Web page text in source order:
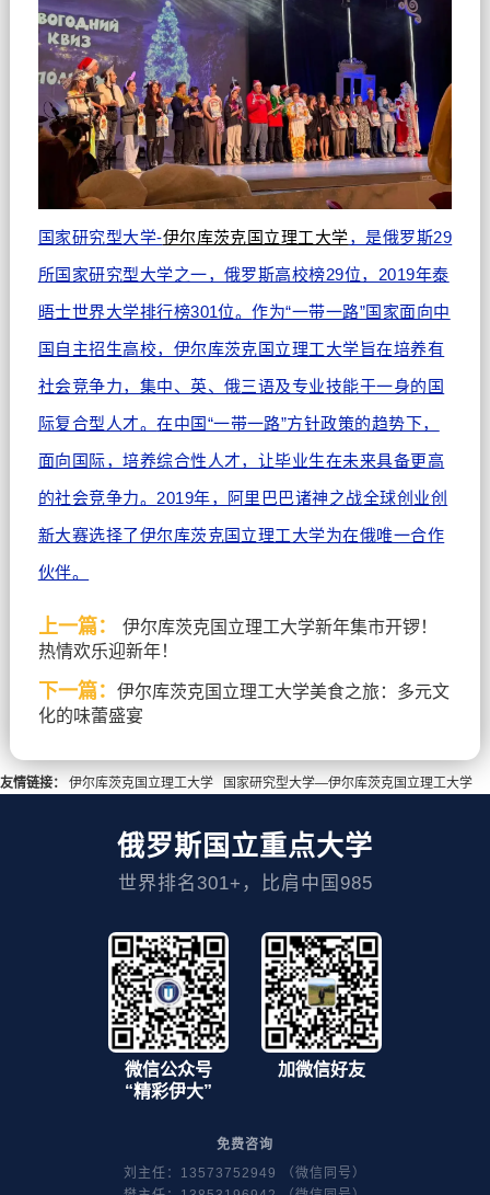
国家研究型大学-伊尔库茨克国立理工大学，是俄罗斯29
所国家研究型大学之一，俄罗斯高校榜29位，2019年泰
晤士世界大学排行榜301位。作为“一带一路”国家面向中
国自主招生高校，伊尔库茨克国立理工大学旨在培养有
社会竞争力，集中、英、俄三语及专业技能于一身的国
际复合型人才。在中国“一带一路”方针政策的趋势下，
面向国际，培养综合性人才，让毕业生在未来具备更高
的社会竞争力。 2019年，阿里巴巴诸神之战全球创业创
新大赛选择了伊尔库茨克国立理工大学为在俄唯一合作
伙伴。
上一篇：
伊尔库茨克国立理工大学新年集市开锣！
热情欢乐迎新年！
下一篇：
伊尔库茨克国立理工大学美食之旅：多元文
化的味蕾盛宴
友情链接： 伊尔库茨克国立理工大学 国家研究型大学—伊尔库茨克国立理工大学
俄罗斯国立重点大学
世界排名301+，比肩中国985
微信公众号
“精彩伊大”
加微信好友
免费咨询
刘主任：13573752949 （微信同号）